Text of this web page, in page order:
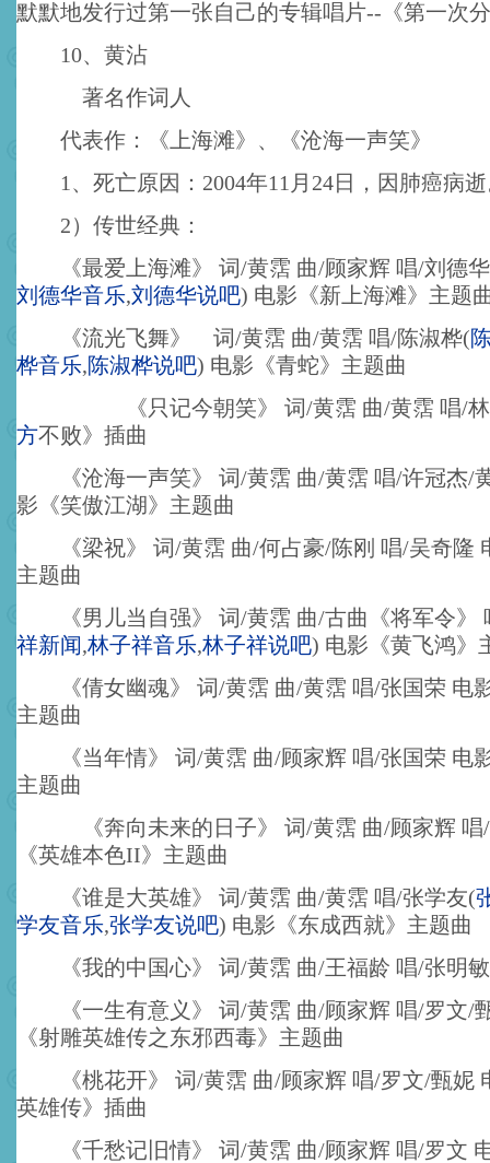
默默地发行过第一张自己的专辑唱片--《第一
10、黄沾
著名作词人
代表作：《上海滩》、《沧海一声笑》
1、死亡原因：2004年11月24日，因肺癌病逝
2）传世经典：
《最爱上海滩》 词/黄霑 曲/顾家辉 唱/刘德华
刘德华音乐,刘德华说吧) 电影《新上海滩》主题
《流光飞舞》 词/黄霑 曲/黄霑 唱/陈淑桦(
桦音乐,陈淑桦说吧) 电影《青蛇》主题曲
《只记今朝笑》 词/黄霑 曲/黄霑 唱/林
方不败》插曲
《沧海一声笑》 词/黄霑 曲/黄霑 唱/许冠杰/
影《笑傲江湖》主题曲
《梁祝》 词/黄霑 曲/何占豪/陈刚 唱/吴奇隆
主题曲
《男儿当自强》 词/黄霑 曲/古曲《将军令》
祥新闻,林子祥音乐,林子祥说吧) 电影《黄飞鸿》
《倩女幽魂》 词/黄霑 曲/黄霑 唱/张国荣 电
主题曲
《当年情》 词/黄霑 曲/顾家辉 唱/张国荣 电
主题曲
《奔向未来的日子》 词/黄霑 曲/顾家辉 唱/
《英雄本色II》主题曲
《谁是大英雄》 词/黄霑 曲/黄霑 唱/张学友(
学友音乐,张学友说吧) 电影《东成西就》主题曲
《我的中国心》 词/黄霑 曲/王福龄 唱/张明敏
《一生有意义》 词/黄霑 曲/顾家辉 唱/罗文/
《射雕英雄传之东邪西毒》主题曲
《桃花开》 词/黄霑 曲/顾家辉 唱/罗文/甄妮
英雄传》插曲
《千愁记旧情》 词/黄霑 曲/顾家辉 唱/罗文